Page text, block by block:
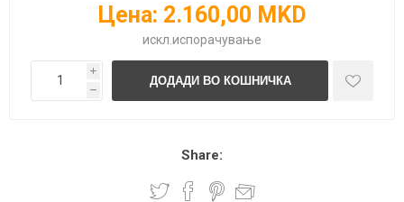
Цена: 2.160,00 MKD
искл. испорачување
i
h
Share: